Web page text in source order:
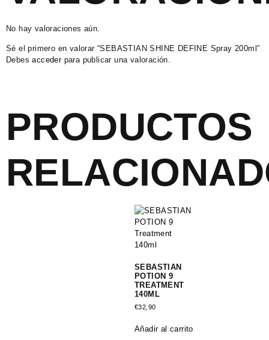
No hay valoraciones aún.
Sé el primero en valorar “SEBASTIAN SHINE DEFINE Spray 200ml”
Debesaccederpara publicar una valoración.
PRODUCTOS
SEBASTIAN
POTION 9
TREATMENT
140ML
€32,90
Añadir al carrito